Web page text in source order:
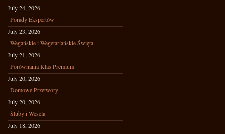
July 24, 2026
Porady Ekspertów
July 23, 2026
Wegańskie i Wegetariańskie Święta
July 21, 2026
Porównania Klas Premium
July 20, 2026
Domowe Przetwory
July 20, 2026
Śluby i Wesela
July 18, 2026